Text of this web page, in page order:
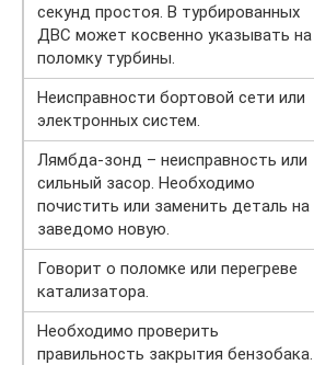
секунд простоя. В турбированных
ДВС может косвенно указывать на
поломку турбины.
Неисправности бортовой сети или
электронных систем.
Лямбда-зонд – неисправность или
сильный засор. Необходимо
почистить или заменить деталь на
заведомо новую.
Говорит о поломке или перегреве
катализатора.
Необходимо проверить
правильность закрытия бензобака.